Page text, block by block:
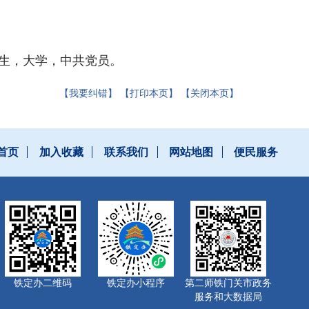
，大学，中共党员。
【我要纠错】 【打印本页】 【关闭本页】
页 加入收藏 联系我们 网站地图 便民服务
铁定办二维码 铁定办小程序
第二师铁门关市政务
服务和大数据局